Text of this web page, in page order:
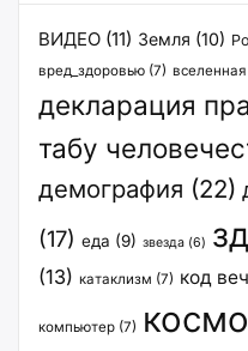
ВИДЕО (11) Земля (10)
вред_здоровью (7) вселенная
декларация
табу
демография (22)
(17) еда (9) звезда (6)
(13) катаклизм (7) код
компьютер (7)